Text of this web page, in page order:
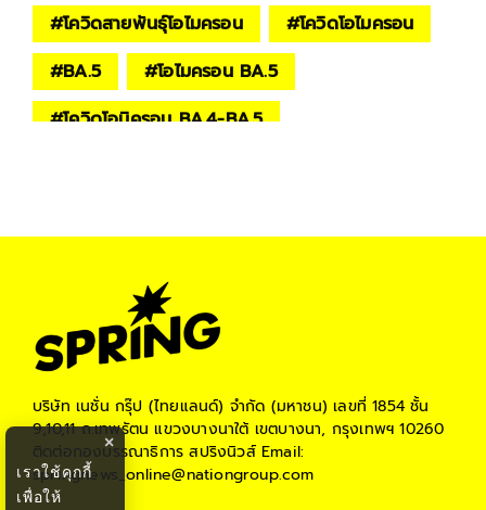
#โควิดสายพันธุ์โอไมครอน #โควิดโอไมครอน
#BA.5 #โอไมครอน BA.5
#โควิดโอมิครอน BA.4-BA.5
บริษัท เนชั่น กรุ๊ป (ไทยแลนด์) จำกัด (มหาชน) เลขที่ 1854 ชั้น
9,10,11 ถ.เทพรัตน แขวงบางนาใต้ เขตบางนา, กรุงเทพฯ 10260
ติดต่อกองบรรณาธิการ สปริงนิวส์Email:
springnews_online@nationgroup.com
×
เราใช้คุกกี้
เพื่อให้